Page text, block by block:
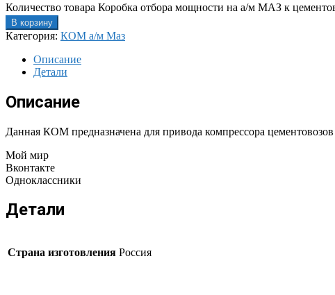
Количество товара Коробка отбора мощности на а/м МАЗ к
В корзину
Категория: КОМ а/м Маз
Описание
Детали
Описание
Данная КОМ предназначена для привода компрессора
Мой мир
Вконтакте
Одноклассники
Детали
Страна изготовления Россия